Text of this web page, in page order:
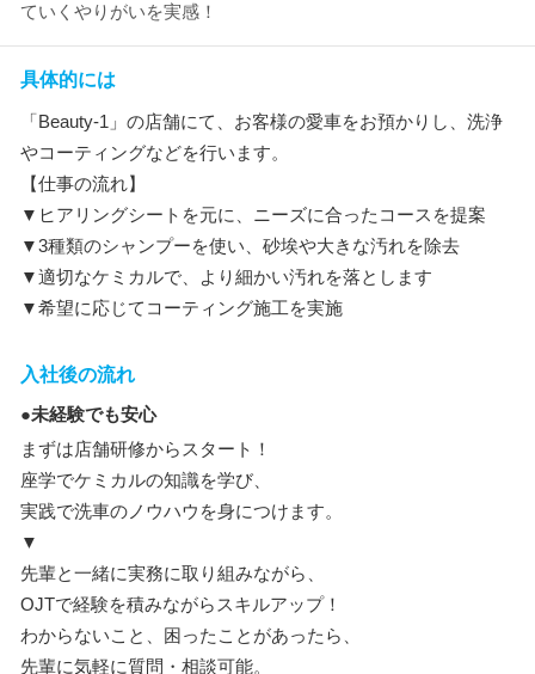
ていくやりがいを実感！
具体的には
「Beauty-1」の店舗にて、お客様の愛車をお預かりし、洗浄
やコーティングなどを行います。
【仕事の流れ】
▼ヒアリングシートを元に、ニーズに合ったコースを提案
▼3種類のシャンプーを使い、砂埃や大きな汚れを除去
▼適切なケミカルで、より細かい汚れを落とします
▼希望に応じてコーティング施工を実施
入社後の流れ
●未経験でも安心
まずは店舗研修からスタート！
座学でケミカルの知識を学び、
実践で洗車のノウハウを身につけます。
▼
先輩と一緒に実務に取り組みながら、
OJTで経験を積みながらスキルアップ！
わからないこと、困ったことがあったら、
先輩に気軽に質問・相談可能。